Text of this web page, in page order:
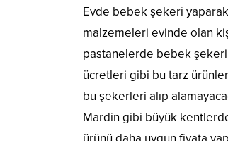
Evde bebek şekeri yaparak
malzemeleri evinde olan
pastanelerde bebek şekeri
ücretleri gibi bu tarz
bu şekerleri alıp
Mardin gibi büyük